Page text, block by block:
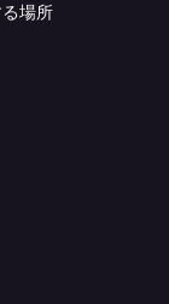
場所